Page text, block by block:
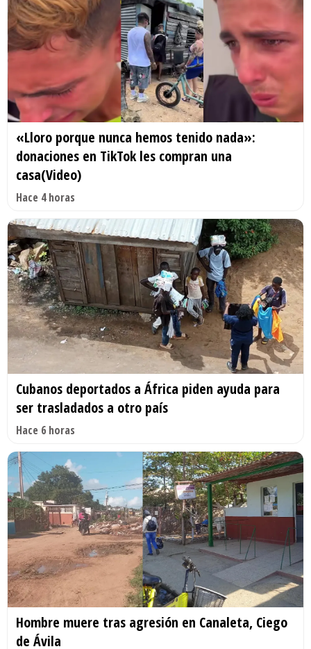
«Lloro porque nunca hemos tenido nada»:
donaciones en TikTok les compran una
casa(Video)
Hace 4 horas
Cubanos deportados a África piden ayuda para
ser trasladados a otro país
Hace 6 horas
Hombre muere tras agresión en Canaleta, Ciego
de Ávila